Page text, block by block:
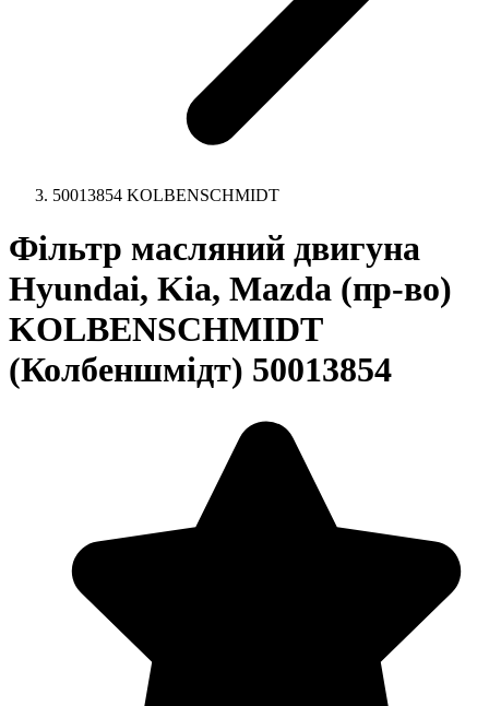
50013854 KOLBENSCHMIDT
Фільтр масляний двигуна
Hyundai, Kia, Mazda (пр-во)
KOLBENSCHMIDT
(Колбеншмідт) 50013854